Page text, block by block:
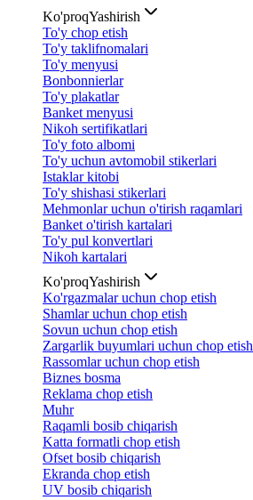
Ko'proqYashirish
To'y chop etish
To'y taklifnomalari
To'y menyusi
Bonbonnierlar
To'y plakatlar
Banket menyusi
Nikoh sertifikatlari
To'y foto albomi
To'y uchun avtomobil stikerlari
Istaklar kitobi
To'y shishasi stikerlari
Mehmonlar uchun o'tirish raqamlari
Banket o'tirish kartalari
To'y pul konvertlari
Nikoh kartalari
Ko'proqYashirish
Ko'rgazmalar uchun chop etish
Shamlar uchun chop etish
Sovun uchun chop etish
Zargarlik buyumlari uchun chop etish
Rassomlar uchun chop etish
Biznes bosma
Reklama chop etish
Muhr
Raqamli bosib chiqarish
Katta formatli chop etish
Ofset bosib chiqarish
Ekranda chop etish
UV bosib chiqarish